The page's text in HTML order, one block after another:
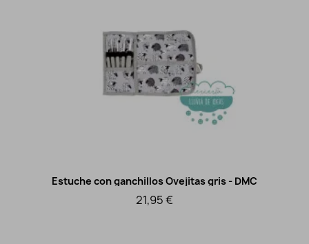
Vista rápida
Estuche con ganchillos Ovejitas gris - DMC
21,95 €